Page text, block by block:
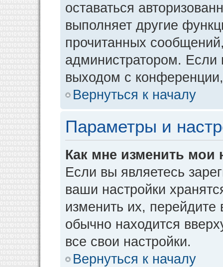
оставаться
выполняет другие
прочитанных
администратором. Если
выходом с
Вернуться к началу
Параметры и
Как мне изменить мои
Если вы являетесь
ваши настройки
изменить их, перейдите
обычно находится
все свои настройки.
Вернуться к началу